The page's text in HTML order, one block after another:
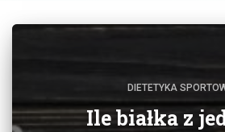
DIETETYKA
Ile białka z